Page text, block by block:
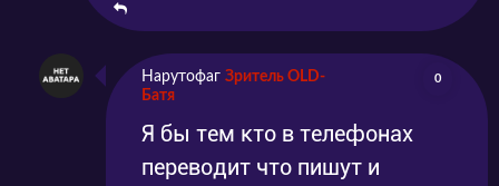
Нарутофаг Зритель OLD-
Батя
0
Я бы тем кто в телефонах
переводит что пишут и